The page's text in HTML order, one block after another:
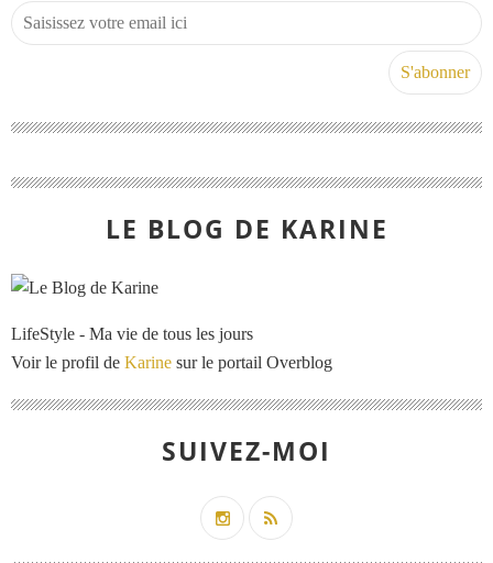
LE BLOG DE KARINE
LifeStyle - Ma vie de tous les jours
Voir le profil de Karine sur le portail Overblog
SUIVEZ-MOI